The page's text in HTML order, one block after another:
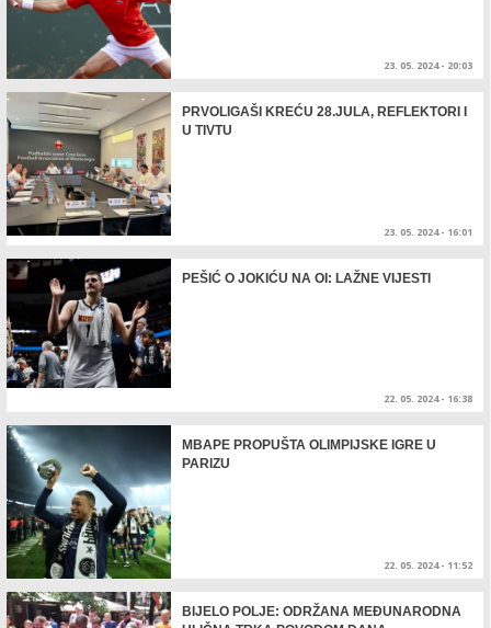
23. 05. 2024 - 20:03
PRVOLIGAŠI KREĆU 28.JULA, REFLEKTORI I
U TIVTU
23. 05. 2024 - 16:01
PEŠIĆ O JOKIĆU NA OI: LAŽNE VIJESTI
22. 05. 2024 - 16:38
MBAPE PROPUŠTA OLIMPIJSKE IGRE U
PARIZU
22. 05. 2024 - 11:52
BIJELO POLJE: ODRŽANA MEĐUNARODNA